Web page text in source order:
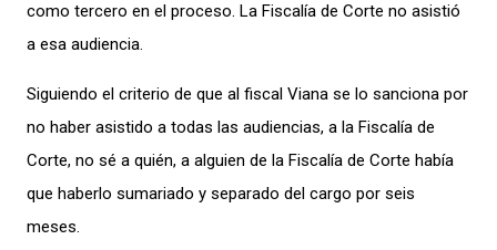
como tercero en el proceso. La Fiscalía de Corte no asistió
a esa audiencia.
Siguiendo el criterio de que al fiscal Viana se lo sanciona por
no haber asistido a todas las audiencias, a la Fiscalía de
Corte, no sé a quién, a alguien de la Fiscalía de Corte había
que haberlo sumariado y separado del cargo por seis
meses.